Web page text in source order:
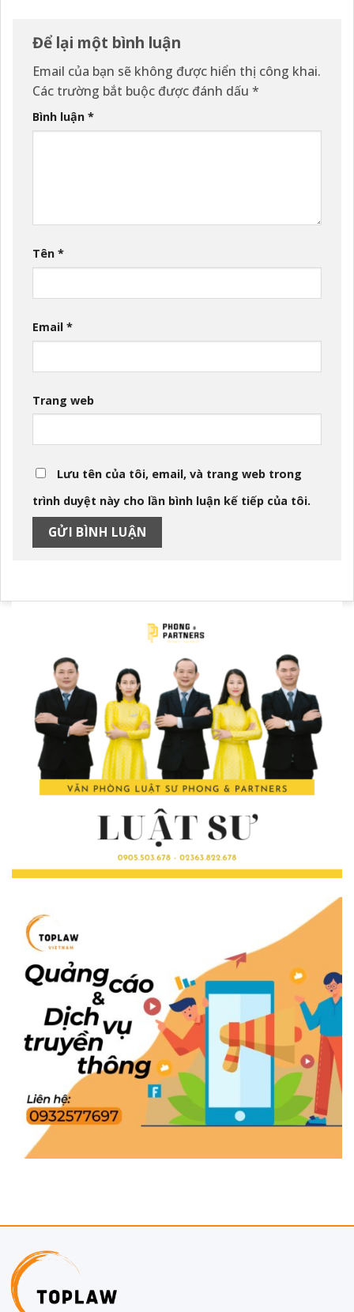
Để lại một bình luận
Email của bạn sẽ không được hiển thị công khai.
Các trường bắt buộc được đánh dấu *
Bình luận *
Tên *
Email *
Trang web
Lưu tên của tôi, email, và trang web trong
trình duyệt này cho lần bình luận kế tiếp của tôi.